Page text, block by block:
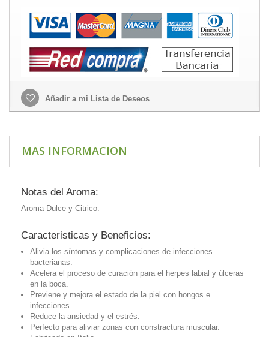
Añadir a mi Lista de Deseos
MAS INFORMACION
Notas del Aroma:
Aroma Dulce y Citrico.
Caracteristicas y Beneficios:
Alivia los síntomas y complicaciones de infecciones
bacterianas.
Acelera el proceso de curación para el herpes labial y úlceras
en la boca.
Previene y mejora el estado de la piel con hongos e
infecciones.
Reduce la ansiedad y el estrés.
Perfecto para aliviar zonas con constractura muscular.